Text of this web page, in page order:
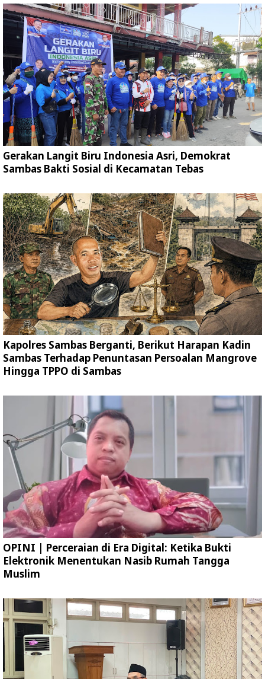
Gerakan Langit Biru Indonesia Asri, Demokrat
Sambas Bakti Sosial di Kecamatan Tebas
Kapolres Sambas Berganti, Berikut Harapan Kadin
Sambas Terhadap Penuntasan Persoalan Mangrove
Hingga TPPO di Sambas
OPINI | Perceraian di Era Digital: Ketika Bukti
Elektronik Menentukan Nasib Rumah Tangga
Muslim